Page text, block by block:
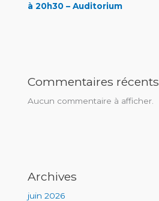
à 20h30 – Auditorium
Commentaires récents
Aucun commentaire à afficher.
Archives
juin 2026